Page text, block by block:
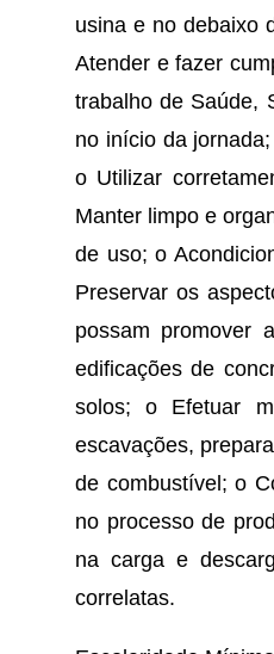
usina e no debaixo
Atender e fazer
trabalho de Saúde,
no início da
o Utilizar
Manter limpo e
de uso; o
Preservar os
possam promover
edificações de
solos; o Efetuar
escavações,
de combustível; o
no processo de
na carga e
correlatas.